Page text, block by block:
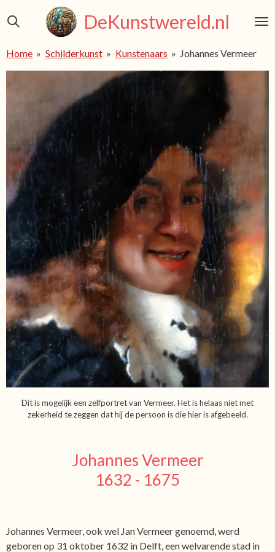
direct
de
hoofdinhoud
DeKunstwereld.nl
Home » Schilderkunst » Kunstenaars » Johannes Vermeer
Dit is mogelijk een zelfportret van Vermeer. Het is helaas niet met
zekerheid te zeggen dat hij de persoon is die hier is afgebeeld.
Johannes Vermeer
1632 - 1675
Johannes Vermeer, ook wel Jan Vermeer genoemd, werd
geboren op 31 oktober 1632 in Delft, een welvarende stad in